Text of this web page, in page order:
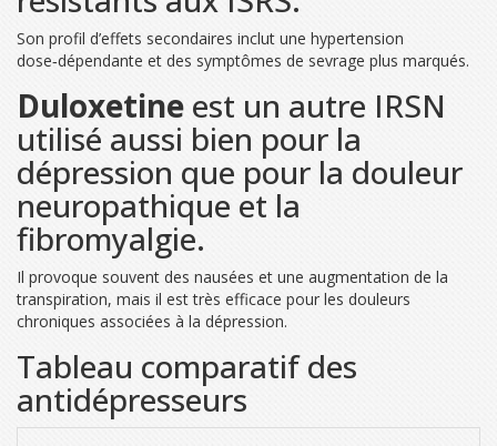
Son profil d’effets secondaires inclut une hypertension
dose‑dépendante et des symptômes de sevrage plus marqués.
Duloxetine est un autre IRSN
utilisé aussi bien pour la
dépression que pour la douleur
neuropathique et la
fibromyalgie.
Il provoque souvent des nausées et une augmentation de la
transpiration, mais il est très efficace pour les douleurs
chroniques associées à la dépression.
Tableau comparatif des
antidépresseurs